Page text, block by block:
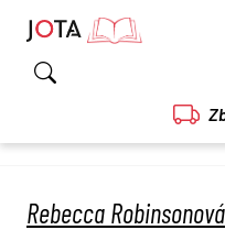
Rebecca Robinsonová